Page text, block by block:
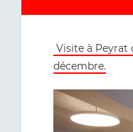
Visite à Peyrat
décembre.